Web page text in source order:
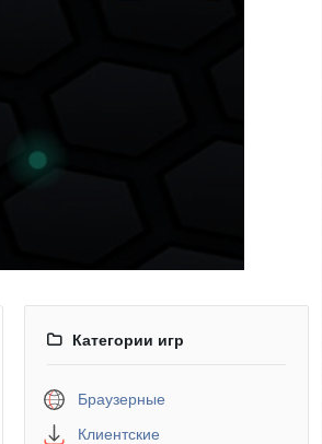
Категории игр
Браузерные
Клиентские